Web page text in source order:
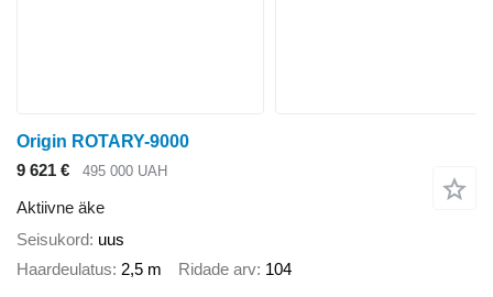
Origin ROTARY-9000
9 621 €
495 000 UAH
Aktiivne äke
Seisukord uus
Haardeulatus 2,5 m Ridade arv 104